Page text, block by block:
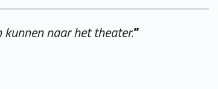
naar het theater.”